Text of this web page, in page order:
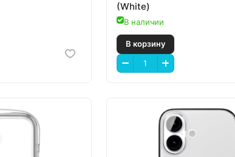
(White)
В наличии